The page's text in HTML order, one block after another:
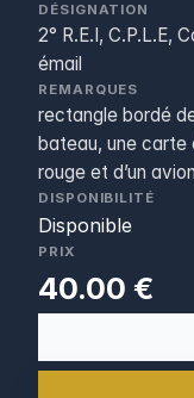
DÉSIGNATION
2° R.E.I, C.P.L.E,
émail
REMARQUES
rectangle bordé
bateau, une carte
rouge et d’un avion
DISPONIBILITÉ
Disponible
PRIX
40.00 €